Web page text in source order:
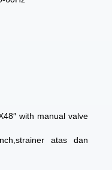
with manual valve
atas dan